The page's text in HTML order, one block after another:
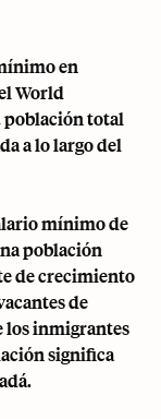
en
World
población total
a lo largo del
mínimo de
población
de crecimiento
de
los inmigrantes
significa